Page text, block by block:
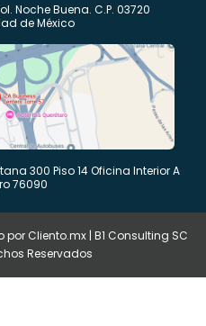
Noche Buena. C.P. 03720
de México
300 Piso 14 Oficina Interior A
76090
por Cliento.mx| B1 Consulting SC
Reservados